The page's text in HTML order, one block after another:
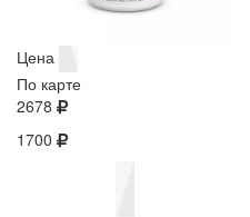
Цена
По карте
2678
1700